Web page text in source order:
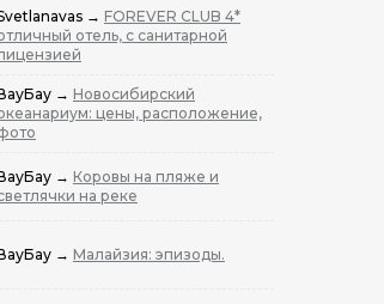
→ FOREVER CLUB 4*
отель, с санитарной
→ Новосибирский
цены, расположение,
→ Коровы на пляже и
на реке
→ Малайзия: эпизоды.